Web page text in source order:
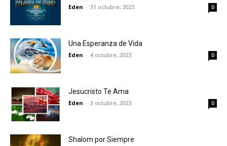
Eden - 31 octubre, 2023 0
Una Esperanza de Vida
Eden - 4 octubre, 2023 0
Jesucristo Te Ama
Eden - 3 octubre, 2023 0
Shalom por Siempre